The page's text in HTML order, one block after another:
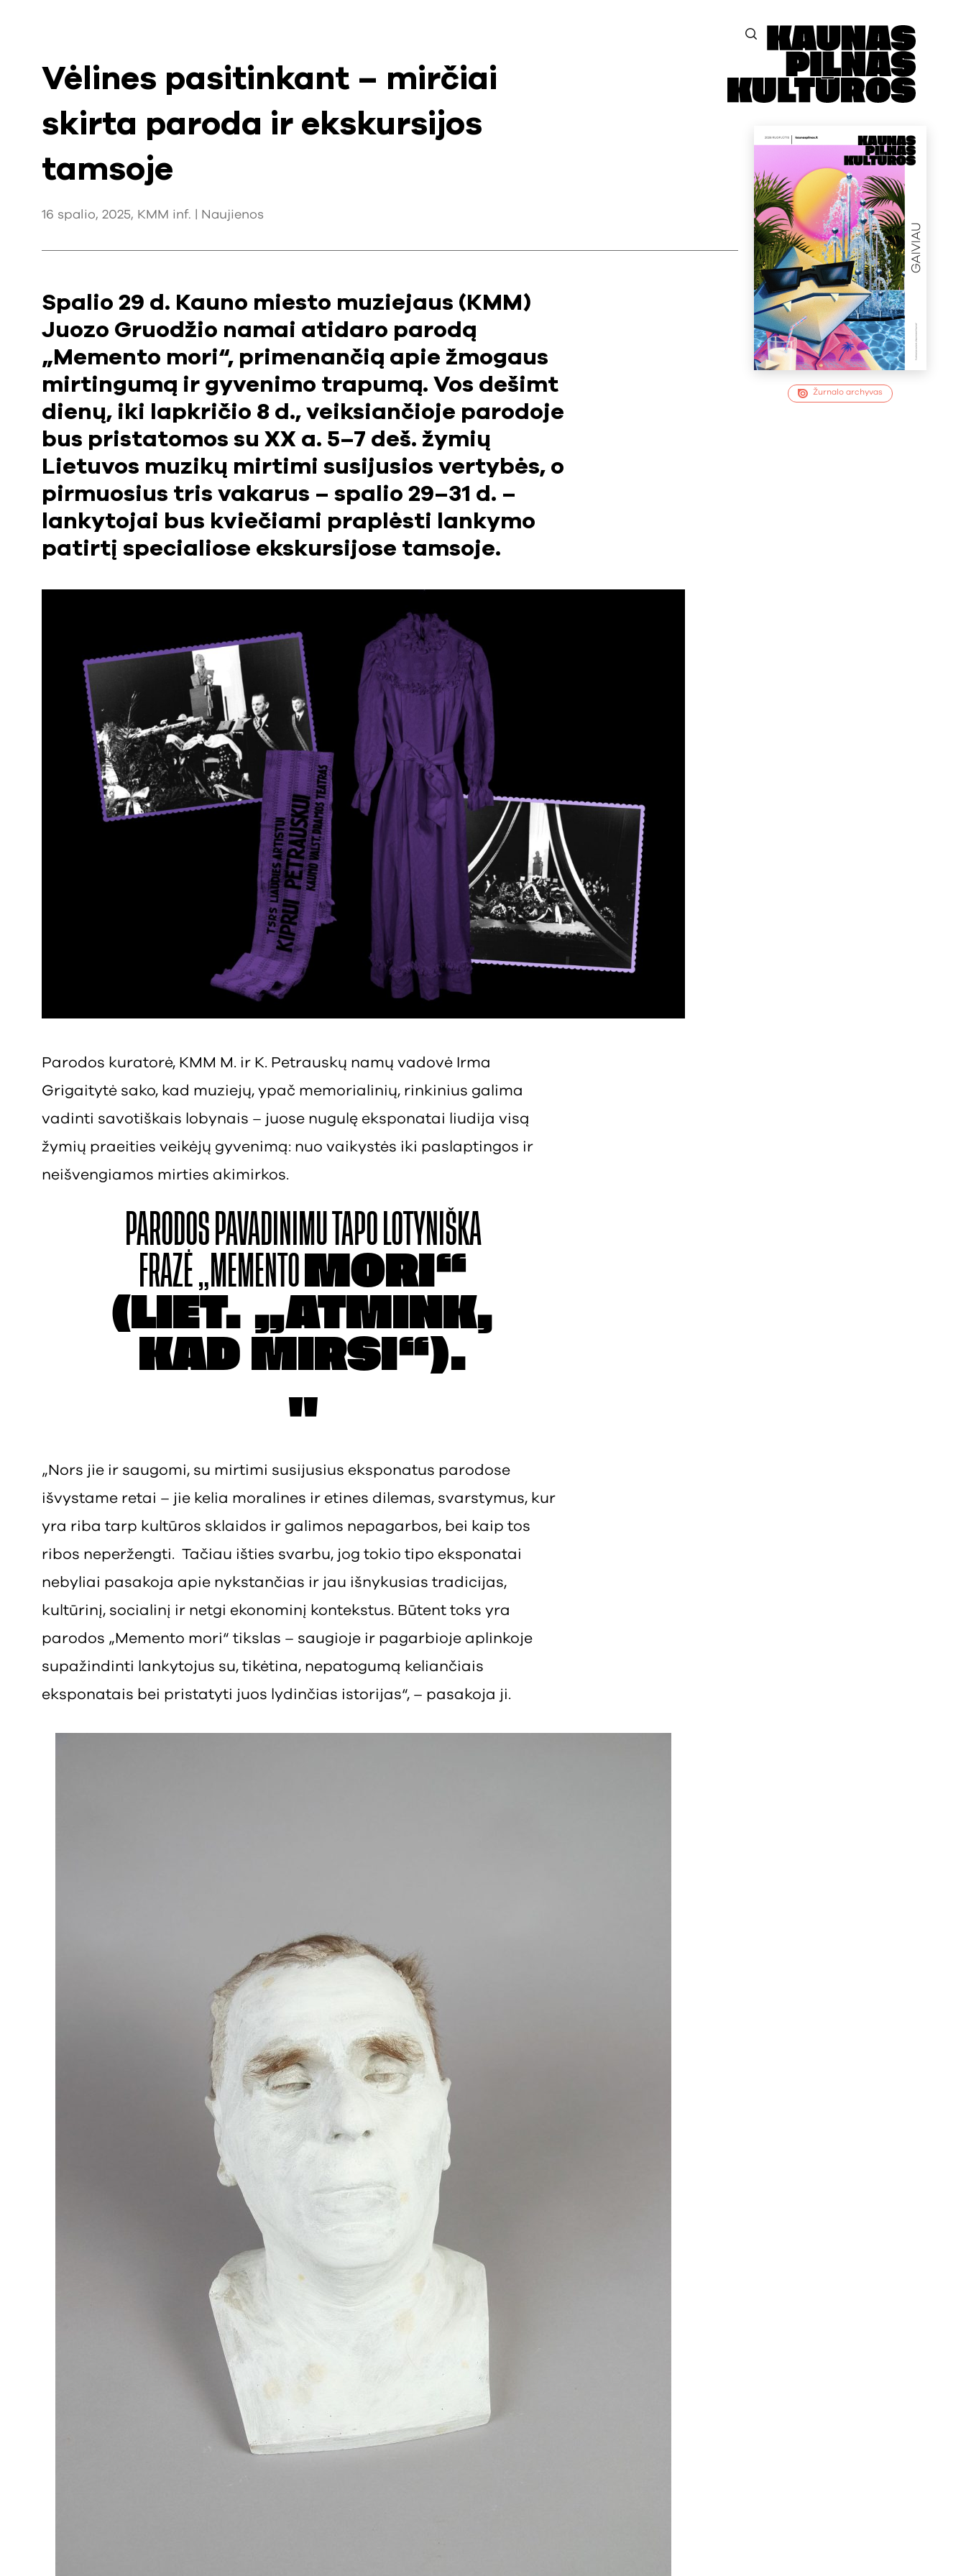
Žurnalo archyvas
Vėlines pasitinkant – mirčiai
skirta paroda ir ekskursijos
tamsoje
16 spalio, 2025, KMM inf. | Naujienos
Spalio 29 d. Kauno miesto muziejaus (KMM)
Juozo Gruodžio namai atidaro parodą
„Memento mori“, primenančią apie žmogaus
mirtingumą ir gyvenimo trapumą. Vos dešimt
dienų, iki lapkričio 8 d., veiksiančioje parodoje
bus pristatomos su XX a. 5–7 deš. žymių
Lietuvos muzikų mirtimi susijusios vertybės, o
pirmuosius tris vakarus – spalio 29–31 d. –
lankytojai bus kviečiami praplėsti lankymo
patirtį specialiose ekskursijose tamsoje.
Parodos kuratorė, KMM M. ir K. Petrauskų namų vadovė Irma
Grigaitytė sako, kad muziejų, ypač memorialinių, rinkinius galima
vadinti savotiškais lobynais – juose nugulę eksponatai liudija visą
žymių praeities veikėjų gyvenimą: nuo vaikystės iki paslaptingos ir
neišvengiamos mirties akimirkos.
PARODOS PAVADINIMU
TAPO LOTYNIŠKA
FRAZĖ „MEMENTO
MORI“
(LIET. „ATMINK,
KAD MIRSI“).
„Nors jie ir saugomi, su mirtimi susijusius eksponatus parodose
išvystame retai – jie kelia moralines ir etines dilemas, svarstymus, kur
yra riba tarp kultūros sklaidos ir galimos nepagarbos, bei kaip tos
ribos neperžengti. Tačiau išties svarbu, jog tokio tipo eksponatai
nebyliai pasakoja apie nykstančias ir jau išnykusias tradicijas,
kultūrinį, socialinį ir netgi ekonominį kontekstus. Būtent toks yra
parodos „Memento mori“ tikslas – saugioje ir pagarbioje aplinkoje
supažindinti lankytojus su, tikėtina, nepatogumą keliančiais
eksponatais bei pristatyti juos lydinčias istorijas“, – pasakoja ji.